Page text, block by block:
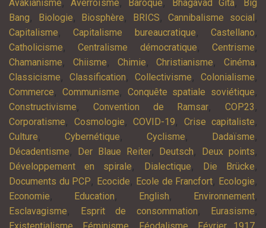
Avakianisme,Averroïsme, Baroque, Bhagavad Gîtâ,
Big
Bang, Biologie, Biosphère, BRICS,Cannibalisme social ,
Capitalisme,Capitalisme bureaucratique,Castellano,
Catholicisme,Centralisme démocratique,Centrisme,
Chamanisme, Chiisme, Chimie,Christianisme, Cinéma,
Classicisme, Classification, Collectivisme, Colonialisme,
Commerce, Communisme, Conquête spatiale soviétique,
Constructivisme, Convention de Ramsar, COP23 ,
Corporatisme, Cosmologie, COVID-19, Crise capitaliste,
Culture, Cybernétique, Cyclisme, Dadaïsme,
Décadentisme, Der Blaue Reiter, Deutsch, Deux points,
Développement en spirale, Dialectique, Die Brücke,
Documents du PCP, Ecocide, Ecole de Francfort, Ecologie,
Economie, Education, English, Environnement,
Esclavagisme, Esprit de consommation, Eurasisme,